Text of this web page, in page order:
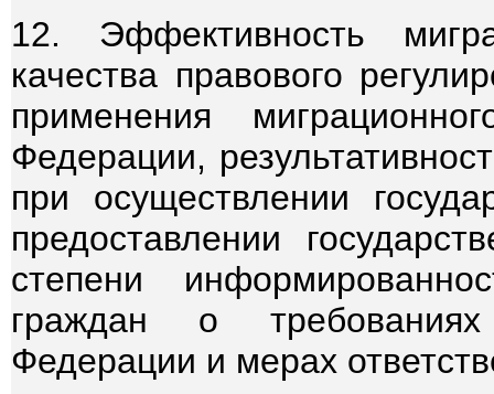
12. Эффективность
качества правового
применения
Федерации,
при осуществлении
предоставлении
степени
граждан о требованиях
Федерации и мерах